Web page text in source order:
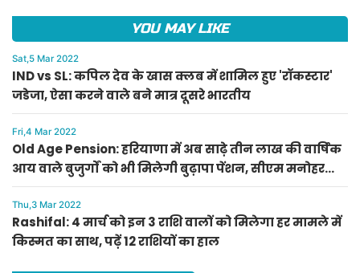
YOU MAY LIKE
Sat,5 Mar 2022
IND vs SL: कपिल देव के खास क्लब में शामिल हुए 'रॉकस्टार'
जडेजा, ऐसा करने वाले बने मात्र दूसरे भारतीय
Fri,4 Mar 2022
Old Age Pension: हरियाणा में अब साढ़े तीन लाख की वार्षिक
आय वाले बुजुर्गों को भी मिलेगी बुढ़ापा पेंशन, सीएम मनोहर
लाल का ऐलान
Thu,3 Mar 2022
Rashifal: 4 मार्च को इन 3 राशि वालों को मिलेगा हर मामले में
किस्मत का साथ, पढ़ें 12 राशियों का हाल